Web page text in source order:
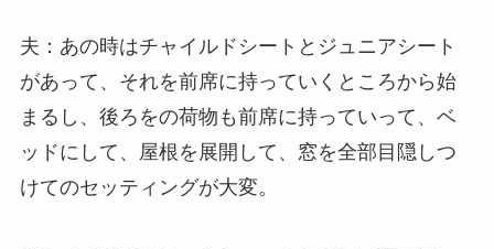
夫：あの時はチャイルドシートとジュニアシート
があって、それを前席に持っていくところから始
まるし、後ろをの荷物も前席に持っていって、ベ
ッドにして、屋根を展開して、窓を全部目隠しつ
けてのセッティングが大変。